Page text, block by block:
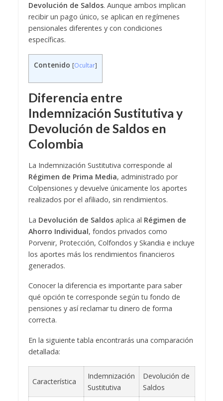
Devolución de Saldos. Aunque ambos implican
recibir un pago único, se aplican en regímenes
pensionales diferentes y con condiciones
específicas.
Contenido [Ocultar]
Diferencia entre
Indemnización Sustitutiva y
Devolución de Saldos en
Colombia
La Indemnización Sustitutiva corresponde al
Régimen de Prima Media, administrado por
Colpensiones y devuelve únicamente los aportes
realizados por el afiliado, sin rendimientos.
La Devolución de Saldosaplica al Régimen de
Ahorro Individual, fondos privados como
Porvenir, Protección, Colfondos y Skandia e incluye
los aportes más los rendimientos financieros
generados.
Conocer la diferencia es importante para saber
qué opción te corresponde según tu fondo de
pensiones y así reclamar tu dinero de forma
correcta.
En la siguiente tabla encontrarás una comparación
detallada:
Característica
Indemnización
Sustitutiva
Devolución de
Saldos